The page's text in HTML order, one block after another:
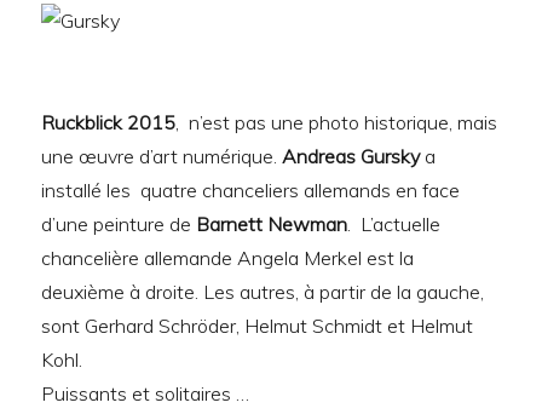
Ruckblick 2015, n’est pas une photo historique, mais
une œuvre d’art numérique.Andreas Gurskya
installé les quatre chanceliers allemands en face
d’une peinture de Barnett Newman. L’actuelle
chancelière allemande Angela Merkel est la
deuxième à droite. Les autres, à partir de la gauche,
sont Gerhard Schröder, Helmut Schmidt et Helmut
Kohl.
Puissants et solitaires …